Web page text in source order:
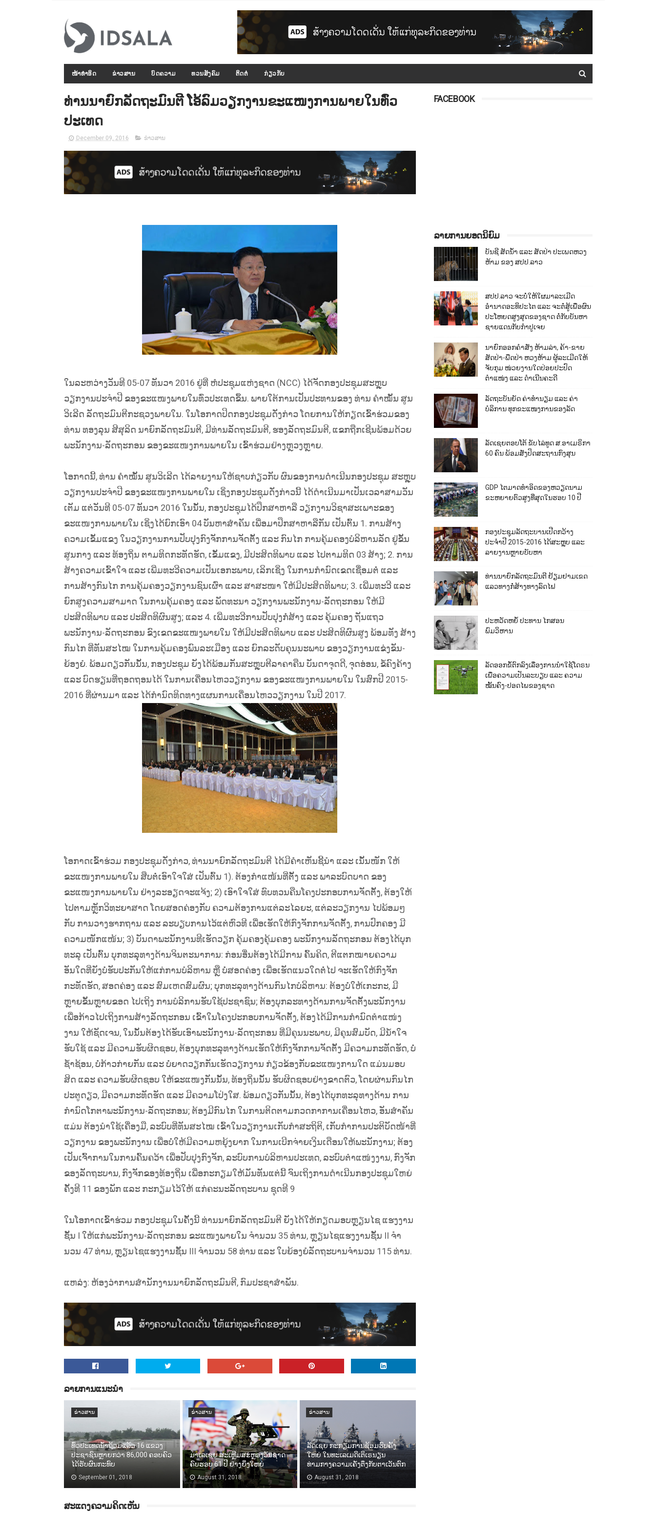
ໜ້າທຳອິດ ຂ່າວສານ ບົດຄວາມ ທວນສັງຄົມ ຕິດຕໍ່ ກ່ຽວກັບ
ທ່ານນາຍົກລັດຖະມົນຕີ ໂອ້ລົມວຽກງານຂະແໜງການພາຍໃນທົ່ວ
ປະເທດ
December 09, 2016 ຂ່າວສານ
ໃນລະຫວ່າງວັນທີ 05-07 ທັນວາ 2016 ຢູ່ທີ່ ຫໍປະຊຸມແຫ່ງຊາດ (NCC) ໄດ້ຈັດກອງປະຊຸມສະຫຼຸບ
ວຽກງານປະຈໍາປີ ຂອງຂະແໜງພາຍໃນທົ່ວປະເທດຂຶ້ນ. ພາຍໃຕ້ການເປັນປະທານຂອງ ທ່ານ ຄໍາໝັ້ນ ສູນ
ວິເລີດ ລັດຖະມົນຕີກະຊວງພາຍໃນ. ໃນໂອກາດປິດກອງປະຊຸມດັ່ງກ່າວ ໂດຍການໃຫ້ກຽດເຂົ້າຮ່ວມຂອງ
ທ່ານ ທອງລຸນ ສີສຸລິດ ນາຍົກລັດຖະມົນຕີ, ມີທ່ານລັດຖະມົນຕີ, ຮອງລັດຖະມົນຕີ, ແຂກຖືກເຊີນພ້ອມດ້ວຍ
ພະນັກງານ-ລັດຖະກອນ ຂອງຂະແໜງການພາຍໃນ ເຂົ້າຮ່ວມຢ່າງຫຼວງຫຼາຍ.
ໂອກາດນີ້, ທ່ານ ຄໍາໝັ້ນ ສູນວິເລີດ ໄດ້ລາຍງານໃຫ້ຊາບກ່ຽວກັບ ຜົນຂອງການດໍາເນີນກອງປະຊຸມ ສະຫຼຸບ
ວຽກງານປະຈໍາປີ ຂອງຂະແໜງການພາຍໃນ ເຊິ່ງກອງປະຊຸມດັ່ງກ່າວນີ້ ໄດ້ດໍາເນີນມາເປັນເວລາສາມວັນ
ເຕັມ ແຕ່ວັນທີ 05-07 ທັນວາ 2016 ໃນນັ້ນ, ກອງປະຊຸມໄດ້ປຶກສາຫາລື ວຽກງານວິຊາສະເພາະຂອງ
ຂະແໜງການພາຍໃນ ເຊິ່ງໄດ້ຍົກເອົາ 04 ບັນຫາສໍາຄັນ ເພື່ອມາປຶກສາຫາລືກັນ ເປັນຕົ້ນ 1. ການສ້າງ
ຄວາມເຂັ້ມແຂງ ໃນວຽກງານການປັບປຸງກົງຈັກການຈັດຕັ້ງ ແລະ ກົນໄກ ການຄຸ້ມຄອງບໍລິຫານລັດ ຢູ່ຂັ້ນ
ສູນກາງ ແລະ ທ້ອງຖິ່ນ ຕາມທິດກະທັດຮັດ, ເຂັ້ມແຂງ, ມີປະສິດທິພາບ ແລະ ໄປຕາມທິດ 03 ສ້າງ; 2. ການ
ສ້າງຄວາມເຂົ້າໃຈ ແລະ ເພີ່ມທະວີຄວາມເປັນເອກະພາບ, ເລິກເຊິ່ງ ໃນການກໍານົດເຂດເຊື່ອມຕໍ່ ແລະ
ການສ້າງກົນໄກ ການຄຸ້ມຄອງວຽກງານຊົນເຜົ່າ ແລະ ສາສະໜາ ໃຫ້ມີປະສິດທິພາບ; 3. ເພີ່ມທະວີ ແລະ
ຍົກສູງຄວາມສາມາດ ໃນການຄຸ້ມຄອງ ແລະ ພັດທະນາ ວຽກງານພະນັກງານ-ລັດຖະກອນ ໃຫ້ມີ
ປະສິດທິພາບ ແລະ ປະສິດທິຜົນສູງ; ແລະ 4. ເພີ່ມທະວີການປັບປຸງກໍ່ສ້າງ ແລະ ຄຸ້ມຄອງ ຖັນແຖວ
ພະນັກງານ-ລັດຖະກອນ ຂົງເຂດຂະແໜງພາຍໃນ ໃຫ້ມີປະສິດທິພາບ ແລະ ປະສິດທິຜົນສູງ ພ້ອມທັງ ສ້າງ
ກົນໄກ ທີ່ທັນສະໄໝ ໃນການຄຸ້ມຄອງພົນລະເມືອງ ແລະ ຍົກລະດັບຄຸນນະພາບ ຂອງວຽກງານແຂ່ງຂັນ-
ຍ້ອງຍໍ. ພ້ອມດຽວກັນນັ້ນ, ກອງປະຊຸມ ຍັງໄດ້ພ້ອມກັນສະຫຼຸບຕີລາຄາຄືນ ບັນດາຈຸດດີ, ຈຸດອ່ອນ, ຂໍ້ຄົງຄ້າງ
ແລະ ບົດຮຽນທີ່ຖອດຖອນໄດ້ ໃນການເຄື່ອນໄຫວວຽກງານ ຂອງຂະແໜງການພາຍໃນ ໃນສົກປີ 2015-
2016 ທີ່ຜ່ານມາ ແລະ ໄດ້ກໍານົດທິດທາງແຜນການເຄື່ອນໄຫວວຽກງານ ໃນປີ 2017.
ໂອກາດເຂົ້າຮ່ວມ ກອງປະຊຸມດັ່ງກ່າວ, ທ່ານນາຍົກລັດຖະມົນຕີ ໄດ້ມີຄໍາເຫັນຊີ້ນໍາ ແລະ ເນັ້ນໜັກ ໃຫ້
ຂະແໜງການພາຍໃນ ສືບຕໍ່ເອົາໃຈໃສ່ ເປັນຕົ້ນ 1). ຕ້ອງກໍາແໜ້ນທີ່ຕັ້ງ ແລະ ພາລະບົດບາດ ຂອງ
ຂະແໜງການພາຍໃນ ຢ່າງລະອຽດຈະແຈ້ງ; 2) ເອົາໃຈໃສ່ ທົບທວນຄືນໂຄງປະກອບການຈັດຕັ້ງ, ຕ້ອງໃຫ້
ໄປຕາມຫຼັກວິທະຍາສາດ ໂດຍສອດຄ່ອງກັບ ຄວາມຕ້ອງການແຕ່ລະໄລຍະ, ແຕ່ລະວຽກງານ ໄປພ້ອມໆ
ກັບ ການວາງຮາກຖານ ແລະ ລະບຽບການໄວ້ແຕ່ຫົວທີ ເພື່ອເຮັດໃຫ້ກົງຈັກການຈັດຕັ້ງ, ການປົກຄອງ ມີ
ຄວາມໜັກແໜ້ນ; 3) ບັນດາພະນັກງານທີເຮັດວຽກ ຄຸ້ມຄອງຄຸ້ມຄອງ ພະນັກງານລັດຖະກອນ ຕ້ອງໄດ້ບຸກ
ທະລຸ ເປັນຕົ້ນ ບຸກທະລຸຸທາງດ້ານຈິນຕະນາການ: ກ່ອນອື່ນຕ້ອງໄດ້ມີການ ຄົ້ນຄິດ, ຕີແຕກໝາຍຄວາມ
ອັນໃດທີ່ຍັງບໍ່ຮັບປະກັນໃຫ້ແກ່ການບໍລິຫານ ຫຼື ບໍ່ສອດຄ່ອງ ເພື່ອເຮັດແນວໃດຕໍ່ໄປ ຈະເຮັດໃຫ້ກົງຈັກ
ກະທັດຮັດ, ສອດຄ່ອງ ແລະ ສົມເຫດສົມຜົນ; ບຸກທະລຸທາງດ້ານກົນໄກບໍລິຫານ: ຕ້ອງບໍ່ໃຫ້ເກະກະ, ມີ
ຫຼາຍຂັ້ນຫຼາຍຂອດ ໄປເຖິງ ການບໍລິການຮັບໃຊ້ປະຊາຊົນ; ຕ້ອງບຸກລະທາງດ້ານການຈັດຕັ້ງພະນັກງານ
ເພື່ອກ້າວໄປເຖິງການສ້າງລັດຖະກອນ ເຂົ້າໃນໂຄງປະກອບການຈັດຕັ້ງ, ຕ້ອງໄດ້ມີການກໍານົດຕໍາແໜ່ງ
ງານ ໃຫ້ຊັດເຈນ, ໃນນັ້ນຕ້ອງໄດ້ຮັບເອົາພະນັກງານ-ລັດຖະກອນ ທີ່ມີຄຸນນະພາບ, ມີຄຸນສົມບັດ, ມີນໍ້າໃຈ
ຮັບໃຊ້ ແລະ ມີຄວາມຮັບຜິດຊອບ, ຕ້ອງບຸກທະລຸທາງດ້ານເຮັດໃຫ້ກົງຈັກການຈັດຕັ້ງ ມີຄວາມກະທັດຮັດ, ບໍ່
ຊໍ້າຊ້ອນ, ບໍ່ກ້າວກ່າຍກັນ ແລະ ບໍ່ຍາດວຽກກັນເຮັດວຽກງານ ກ່ຽວຂ້ອງກັບຂະແໜງການໃດ ແມ່ນມອບ
ສິດ ແລະ ຄວາມຮັບຜິດຊອບ ໃຫ້ຂະແໜງກັນນັ້ນ, ທ້ອງຖິ່ນນັ້ນ ຮັບຜິດຊອບຢ່າງຂາດຕົວ, ໂດຍຜ່ານກົນໄກ
ປະຕູດຽວ, ມີຄວາມກະທັດຮັດ ແລະ ມີຄວາມໂປ່ງໃສ. ພ້ອມດຽວກັນນັ້ນ, ຕ້ອງໄດ້ບຸກທະລຸທາງດ້ານ ການ
ກໍານົດໂກຕາພະນັກງານ-ລັດຖະກອນ; ຕ້ອງມີກົນໄກ ໃນການຕິດຕາມກວດກາການເຄື່ອນໄຫວ, ອັນສໍາຄັນ
ແມ່ນ ຕ້ອງນໍາໃຊ້ເຄື່ອງມື, ລະບົບທີ່ທັນສະໄໝ ເຂົ້າໃນວຽກງານເກັບກໍາສະຖິຕິ, ເກັບກໍາການປະຕິບັດໜ້າທີ່
ວຽກງານ ຂອງພະນັກງານ ເພື່ອບໍ່ໃຫ້ມີຄວາມຫຍຸ້ງຍາກ ໃນການເບີກຈ່າຍເງິນເດືອນໃຫ້ພະນັກງານ; ຕ້ອງ
ເປັນເຈົ້າການໃນການຄົ້ນຄວ້າ ເພື່ອປັບປຸງກົງຈັກ, ລະບົບການບໍລິຫານປະເທດ, ລະບົບຕໍາແໜ່ງງານ, ກົງຈັກ
ຂອງລັດຖະບານ, ກົງຈັກຂອງທ້ອງຖິ່ນ ເພື່ອກະກຽມໃຫ້ມັນທັນແຕ່ນີ້ ຈົນເຖິງການດໍາເນີນກອງປະຊຸມໃຫຍ່
ຄັ້ງທີ 11 ຂອງພັກ ແລະ ກະກຽມໄວ້ໃຫ້ ແກ່ຄະນະລັດຖະບານ ຊຸດທີ 9
ໃນໂອກາດເຂົ້າຮ່ວມ ກອງປະຊຸມໃນຄັ້ງນີ້ ທ່ານນາຍົກລັດຖະມົນຕີ ຍັງໄດ້ໃຫ້ກຽດມອບຫຼຽນໄຊ ແຮງງານ
ຊັ້ນ I ໃຫ້ແກ່ພະນັກງານ-ລັດຖະກອນ ຂະແໜງພາຍໃນ ຈໍານວນ 35 ທ່ານ, ຫຼຽນໄຊແຮງງານຊັ້ນ II ຈໍາ
ນວນ 47 ທ່ານ, ຫຼຽນໄຊແຮງງານຊັ້ນ III ຈໍານວນ 58 ທ່ານ ແລະ ໃບຍ້ອງຍໍລັດຖະບານຈໍານວນ 115 ທ່ານ.
ແຫລ່ງ: ຫ້ອງວ່າການສໍານັກງານນາຍົກລັດຖະມົນຕີ, ກົມປະຊາສຳພັນ.
ລາຍການແນະນຳ
ຂ່າວສານ
ທົ່ວປະເທດນ້ຳຖ້ວມແລ້ວ 16 ແຂວງ
ປະຊາຊົນຫຼາຍກວ່າ 86,000​ ຄອບຄົວ
ໄດ້ຮັບຜົນກະທົບ
September 01, 2018
ຂ່າວສານ
ມາເລເຊຍ ສະເຫຼີມສະຫຼອງວັນຊາດ
ຄົບຮອບ 61 ປີ ຢ່າງຍິ່ງໃຫຍ່
August 31, 2018
ຂ່າວສານ
ລັດເຊຍ ກະກຽມການຊ້ອມຮົບຄັ້ງ
ໃຫຍ່ ໃນທະເລເມດິເຕິເຣນຽນ
ທ່າມກາງຄວາມເຄັ່ງຕຶງກັບຕາເວັນຕົກ
August 31, 2018
ສະແດງຄວາມຄິດເຫັນ
FACEBOOK
ລາຍການຍອດນິຍົມ
ບັນຊີ ສັດນ້ຳ ແລະ ສັດປ່າ ປະເພດຫວງ
ຫ້າມ ຂອງ ສປປ.ລາວ
ສປປ.ລາວ ຈະບໍ່ໃຫ້ໃຜມາລະເມີດ
ອຳນາດອະທິປະໄຕ ແລະ ຈະຕໍ່ສູ້ເພື່ອຜົນ
ປະໂຫຍດສູງສຸດຂອງຊາດ ຕໍ່ກັບບັນຫາ
ຊາຍແດນກັບກຳປູເຈຍ
ນາຍົກອອກຄຳສັ່ງ ຫ້າມລ່າ, ຄ້າ-ຂາຍ
ສັດປ່າ-ພືດປ່າ ຫວງຫ້າມ ຜູ້ລະເມີດໃຫ້
ຈັບກຸມ ໜ່ວຍງານໃດປ່ອຍປະປົດ
ຕຳແໜ່ງ ແລະ ດຳເນີນຄະດີ
ລັດຖະບັນຍັດ ຄ່າທຳນຽມ ແລະ ຄ່າ
ບໍລິການ ທຸກຂະແໜງການຂອງລັດ
ລັດເຊຍຕອບໂຕ້ ຂັບໄລ່ທູດ ສ.ອາເມຣິກາ
60 ຄົນ ພ້ອມສັ່ງປິດສະຖານກົງສຸນ
GDP ໄຕມາດທຳອິດຂອງຫວຽດນາມ
ຂະຫຍາຍຕົວສູງທີ່ສຸດໃນຮອບ 10​ ປີ
ກອງປະຊຸມລັດຖະບານເປີດກວ້າງ
ປະຈຳປີ 2015-2016 ໄດ້ສະຫຼຸບ ແລະ
ລາຍງານຫຼາຍບັບຫາ
ທ່ານນາຍົກລັດຖະມົນຕີ ຢ້ຽມຢາມເຂດ
ແລວທາງກໍ່ສ້າງທາງລົດໄຟ
ປະຫວັດຫຍໍ້ ປະທານ ໄກສອນ
ພົມວິຫານ
ລັດອອກຂໍ້ຕົກລົງເລື່ອງການນຳໃຊ້ໂດຣນ
ເພື່ອຄວາມເປັນລະບຽບ ແລະ ຄວາມ
ໝັ້ນຄົງ-ປອດໄພຂອງຊາດ